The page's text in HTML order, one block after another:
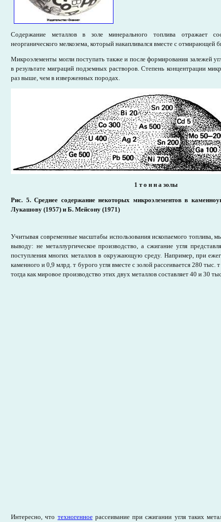
Содержание металлов в золе минерального топлива отражает
неорганического мелкозема, который накапливался вместе с отмирающей
Микроэлементы могли поступать также и после формирования залежей
в результате миграций подземных растворов. Степень концентрации
раз выше, чем в изверженных породах.
1 т о н н а золы
Рис. 5. Среднее содержание некоторых микроэлементов в
Лукашову (1957) и Б. Мейсону (1971)
Учитывая современные масштабы использования ископаемого топлива,
выводу: не металлургическое производство, а сжигание угля
поступления многих металлов в окружающую среду. Например, при
каменного и 0,9 млрд. т бурого угля вместе с золой рассеивается 280
тогда как мировое производство этих двух металлов составляет 40 и 30
Интересно, что техногенноерассеивание при сжигании угля таких